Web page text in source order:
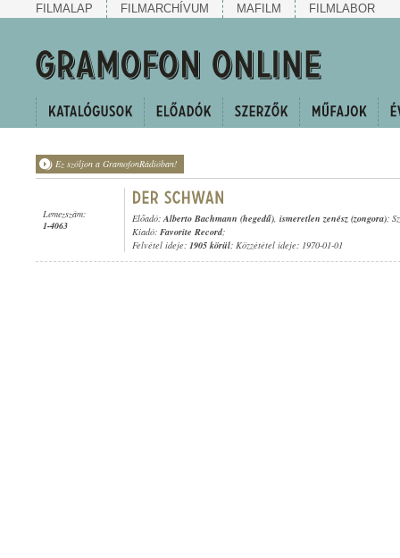
FILMALAP FILMARCHÍVUM MAFILM FILMLABOR
Ez szóljon a GramofonRádióban!
Lemezszám:
1-4063
Előadó:Alberto Bachmann (hegedű), ismeretlen zenész (zongora);
Kiadó: Favorite Record;
Felvétel ideje: 1905 körül; Közzététel ideje: 1970-01-01